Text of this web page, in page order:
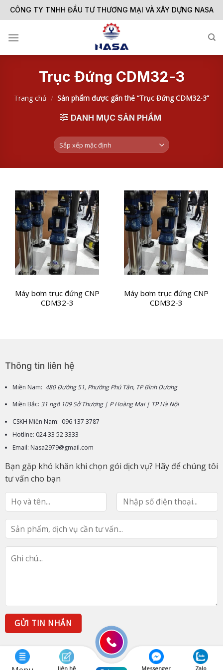
Skip
to
CÔNG TY TNHH ĐẦU TƯ THƯƠNG MẠI VÀ XÂY DỰNG NASA
Trục Đứng CDM32-3
Trang chủ / Sản phẩm được gắn thẻ “Trục Đứng CDM32-3”
DANH MỤC SẢN PHẨM
Máy bơm trục đứng CNP
CDM32-3
Máy bơm trục đứng CNP
CDM32-3
Thông tin liên hệ
Miền Nam: 480 Đường 51, Phường Phú Tân, TP Bình Dương
Miền Bắc: 31 ngõ 109 Sở Thượng | P Hoàng Mai | TP Hà Nội
CSKH Miền Nam: 096 137 3787
Hotline: 024 33 52 3333
Email: Nasa2979@gmail.com
Bạn gặp khó khăn khi chọn gói dịch vụ? Hãy để chúng tôi
tư vấn cho bạn
liên hệ Messenger Zalo